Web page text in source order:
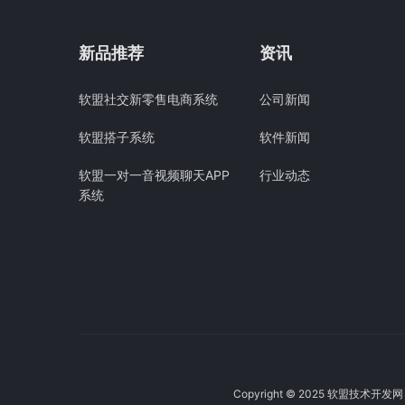
新品推荐
软盟社交新零售电商系统
软盟搭子系统
软盟一对一音视频聊天APP
系统
资讯
公司新闻
软件新闻
行业动态
Copyright © 2025 软盟技术开发网